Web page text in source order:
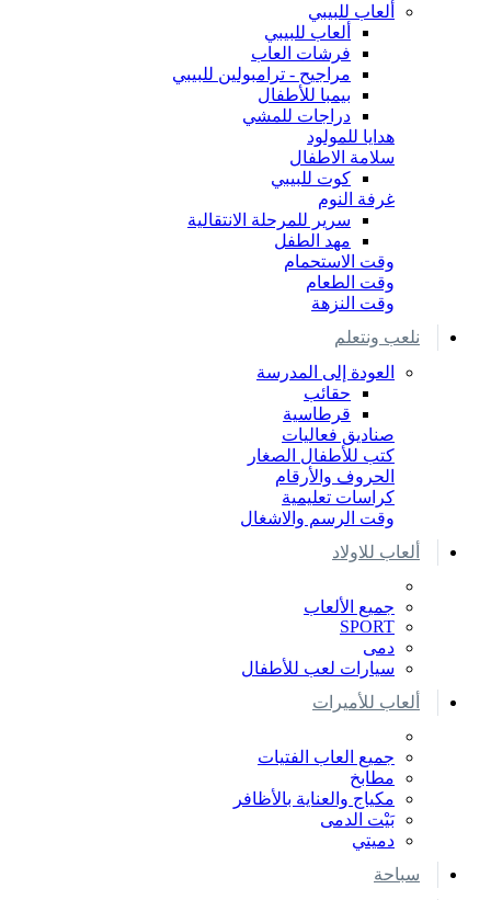
ألعاب للبيبي
ألعاب للبيبي
فرشات العاب
مراجيح - ترامبولين للبيبي
بيمبا للأطفال
دراجات للمشي
هدايا للمولود
سلامة الاطفال
كوت للبيبي
غرفة النوم
سرير للمرحلة الانتقالية
مهد الطفل
وقت الاستحمام
وقت الطعام
وقت النزهة
نلعب ونتعلم
العودة إلى المدرسة
حقائب
قرطاسية
صناديق فعاليات
كتب للأطفال الصغار
الحروف والأرقام
كراسات تعليمية
وقت الرسم والاشغال
ألعاب للاولاد
جميع الألعاب
SPORT
دمى
سيارات لعب للأطفال
ألعاب للأميرات
جميع العاب الفتيات
مطابخ
مكياج والعناية بالأظافر
بَيْت الدمى
دميتي
سباحة